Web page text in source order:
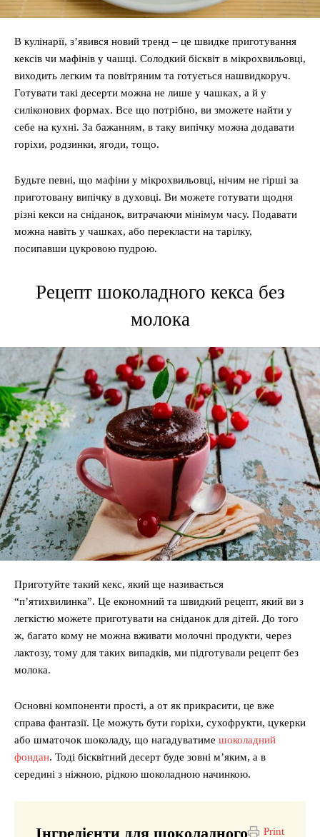
В кулінарії, з’явився новий тренд – це швидке приготування
кексів чи мафінів у чашці. Солодкий бісквіт в мікрохвильовці,
виходить легким та повітряним та готується нашвидкоруч.
Готувати такі десерти можна не лише у чашках, а й у
силіконових формах. Все що потрібно, ви зможете найти у
себе на кухні. За бажанням, в таку випічку можна додавати
горіхи, родзинки, ягоди, тощо.
Будьте певні, що мафіни у мікрохвильовці, нічим не гірші за
приготовану випічку в духовці. Ви можете готувати щодня
різні кекси на сніданок, витрачаючи мінімум часу. Подавати
можна навіть у чашках, або перекласти на тарілку,
посипавши цукровою пудрою.
Рецепт шоколадного кекса без
молока
Приготуйте такий кекс, який ще називається
“п’ятихвилинка”. Це економний та швидкий рецепт, який ви з
легкістю можете приготувати на сніданок для дітей. До того
ж, багато кому не можна вживати молочні продукти, через
лактозу, тому для таких випадків, ми підготували рецепт без
молока.
Основні компоненти прості, а от як прикрасити, це вже
справа фантазії. Це можуть бути горіхи, сухофрукти, цукерки
або шматочок шоколаду, що нагадуватиме шоколадний
фондан. Тоді бісквітний десерт буде зовні м’яким, а в
середині з ніжною, рідкою шоколадною начинкою.
Print
Інгредієнти для шоколадного